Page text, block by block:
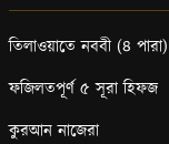
তিলাওয়াতে নববী (৪
ফজিলতপূর্ণ ৫ সূরা হিফজ
কুরআন নাজেরা